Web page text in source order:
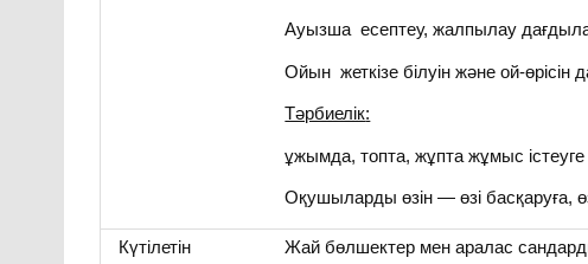
Ауызша есептеу, жалпылау
Ойын жеткізе білуін және ой-өрісін
Тәрбиелік:
ұжымда, топта, жұпта жұмыс істеуге
Оқушыларды өзін — өзі басқаруға,
Күтілетін
Жай бөлшектер мен аралас